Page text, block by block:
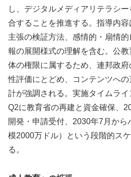
し、デジタルメディアリテラシ
合することを推進する。指導内容
主張の検証方法、感情的・扇情
報の展開様式の理解を含む。公
体の権限に属するため、連邦政
性評価にとどめ、コンテンツへ
計が強調される。実施タイムラ
Q2に教育省の再建と資金確保、
開発・申請受付、2030年7月から
模2000万ドル）という段階的ス
る。